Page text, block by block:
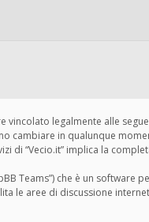
vincolato legalmente alle
cambiare in qualunque
“Vecio.it” implica la
Teams”) che è un
le aree di discussione